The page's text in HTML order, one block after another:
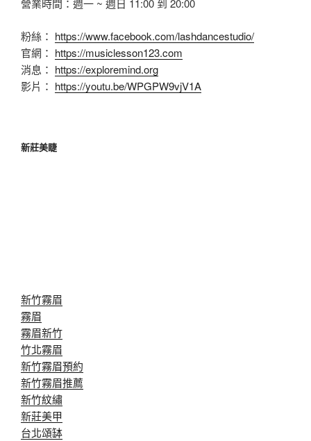
營業時間：週一 ~ 週日 11:00 到 20:00
粉絲： https://www.facebook.com/lashdancestudio/
官網： https://musiclesson123.com
消息： https://exploremind.org
影片： https://youtu.be/WPGPW9vjV1A
新莊美睫
新竹霧眉
霧眉
霧眉新竹
竹北霧眉
新竹霧眉預約
新竹霧眉推薦
新竹紋繡
新莊美甲
台北頌缽